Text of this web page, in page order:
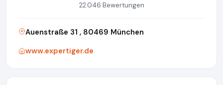
22.046 Bewertungen
Auenstraße 31 , 80469 München
www.expertiger.de